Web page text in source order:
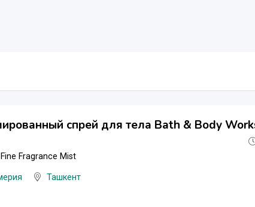
спрей для тела Bath & Body
Fragrance Mist
Ташкент